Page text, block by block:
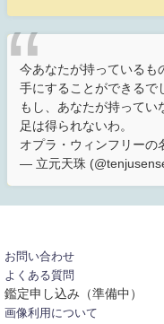
今あなたが持っているも
手にすることができるで
もし、あなたが持ってい
足は得られないわ。
オプラ・ウィンフリーの
— 立元天珠
お問い合わせ
よくある質問
鑑定申し込み（準備中）
画像利用について